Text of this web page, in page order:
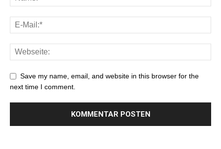
Save my name, email, and website in this browser for the
next time I comment.